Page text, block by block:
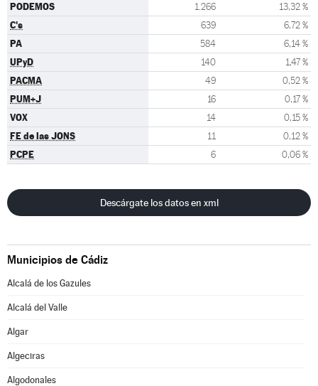
PODEMOS 1.266 13,32 %
C's 639 6,72 %
PA 584 6,14 %
UPyD 140 1,47 %
PACMA 49 0,52 %
PUM+J 16 0,17 %
VOX 14 0,15 %
FE de las JONS 11 0,12 %
PCPE 6 0,06 %
Descárgate los datos en xml
Municipios de Cádiz
Alcalá de los Gazules
Alcalá del Valle
Algar
Algeciras
Algodonales